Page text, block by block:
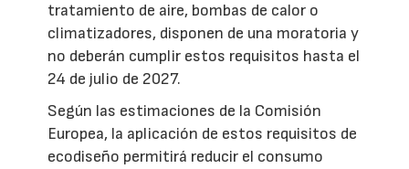
tratamiento de aire, bombas de calor o
climatizadores, disponen de una moratoria y
no deberán cumplir estos requisitos hasta el
24 de julio de 2027.
Según las estimaciones de la Comisión
Europea, la aplicación de estos requisitos de
ecodiseño permitirá reducir el consumo